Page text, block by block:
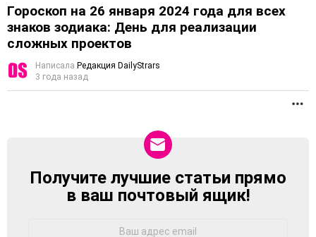
Гороскоп на 26 января 2024 года для всех
знаков зодиака: День для реализации
сложных проектов
Написала Редакция DailyStrars
3 года назад
NEWSLETTER
Получите лучшие статьи прямо
в ваш почтовый ящик!